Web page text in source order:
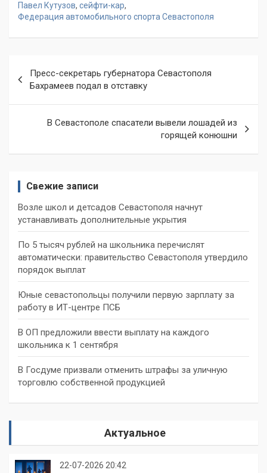
Павел Кутузов, сейфти-кар,
Федерация автомобильного спорта Севастополя
по
записям
Пресс-секретарь губернатора Севастополя
Бахрамеев подал в отставку
В Севастополе спасатели вывели лошадей из
горящей конюшни
Свежие записи
Возле школ и детсадов Севастополя начнут
устанавливать дополнительные укрытия
По 5 тысяч рублей на школьника перечислят
автоматически: правительство Севастополя утвердило
порядок выплат
Юные севастопольцы получили первую зарплату за
работу в ИТ-центре ПСБ
В ОП предложили ввести выплату на каждого
школьника к 1 сентября
В Госдуме призвали отменить штрафы за уличную
торговлю собственной продукцией
Актуальное
22-07-2026 20:42